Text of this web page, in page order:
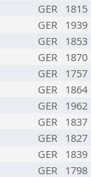
GER 1815
GER 1939
GER 1853
GER 1870
GER 1757
GER 1864
GER 1962
GER 1837
GER 1827
GER 1839
GER 1798